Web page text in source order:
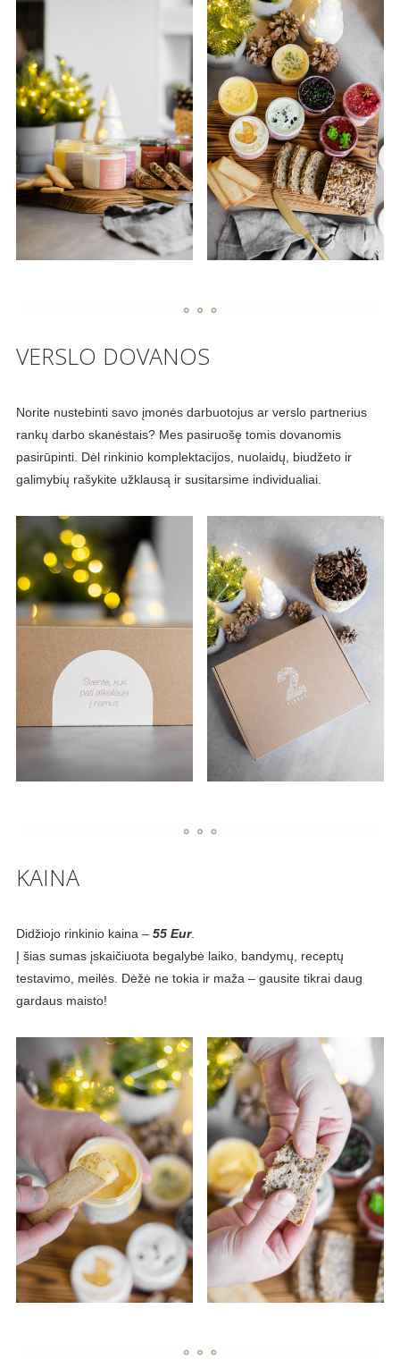
VERSLO DOVANOS
Norite nustebinti savo įmonės darbuotojus ar verslo partnerius
rankų darbo skanėstais? Mes pasiruošę tomis dovanomis
pasirūpinti. Dėl rinkinio komplektacijos, nuolaidų, biudžeto ir
galimybių rašykite užklausą ir susitarsime individualiai.
KAINA
Didžiojo rinkinio kaina – 55 Eur.
Į šias sumas įskaičiuota begalybė laiko, bandymų, receptų
testavimo, meilės. Dėžė ne tokia ir maža – gausite tikrai daug
gardaus maisto!